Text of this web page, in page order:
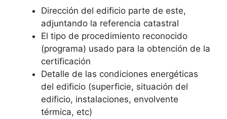
Dirección del edificio parte de este,
adjuntando la referencia catastral
El tipo de procedimiento reconocido
(programa) usado para la obtención de la
certificación
Detalle de las condiciones energéticas
del edificio (superficie, situación del
edificio, instalaciones, envolvente
térmica, etc)